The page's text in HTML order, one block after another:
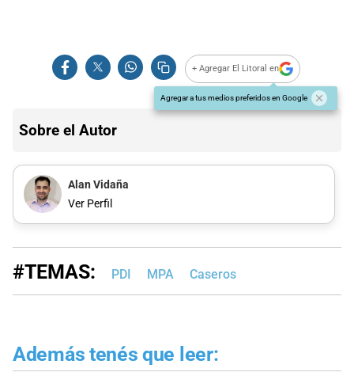
+ Agregar El Litoral en
Agregar a tus medios preferidos en Google
Sobre el Autor
Alan Vidaña
Ver Perfil
#TEMAS: PDI MPA Caseros
Además tenés que leer: